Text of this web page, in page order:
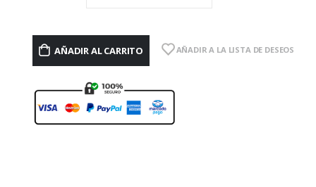
AÑADIR AL CARRITO AÑADIR A LA LISTA DE DESEOS